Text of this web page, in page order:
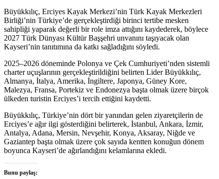
Büyükkılıç, Erciyes Kayak Merkezi’nin Türk Kayak Merkezleri
Birliği’nin Türkiye’de gerçekleştirdiği birinci tertibe mesken
sahipliği yaparak değerli bir role imza attığını kaydederek, böylece
2027 Türk Dünyası Kültür Başşehri unvanını taşıyacak olan
Kayseri’nin tanıtımına da katkı sağladığını söyledi.
2025–2026 döneminde Polonya ve Çek Cumhuriyeti’nden sistemli
charter uçuşlarının gerçekleştirildiğini belirten Lider Büyükkılıç,
Almanya, İtalya, Amerika, İngiltere, Japonya, Güney Kore,
Malezya, Fransa, Portekiz ve Endonezya başta olmak üzere birçok
ülkeden turistin Erciyes’i tercih ettiğini kaydetti.
Büyükkılıç, Türkiye’nin dört bir yanından gelen ziyaretçilerin de
Erciyes’e ağır ilgi gösterdiğini belirterek, İstanbul, Ankara, İzmir,
Antalya, Adana, Mersin, Nevşehir, Konya, Aksaray, Niğde ve
Gaziantep başta olmak üzere çok sayıda kentten konuğun dönem
boyunca Kayseri’de ağırlandığını kelamlarına ekledi.
Bunu paylaş: